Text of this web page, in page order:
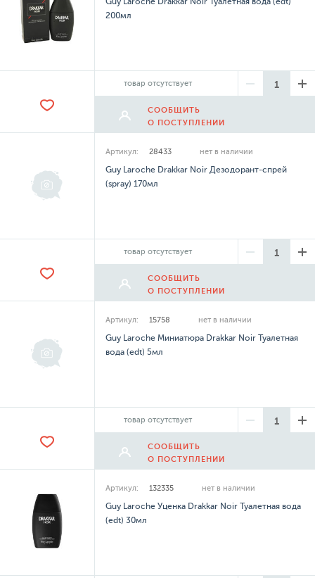
200мл
товар отсутствует
СООБЩИТЬ
О ПОСТУПЛЕНИИ
Артикул: 28433 нет в наличии
Guy Laroche Drakkar Noir Дезодорант-спрей
(spray) 170мл
товар отсутствует
СООБЩИТЬ
О ПОСТУПЛЕНИИ
Артикул: 15758 нет в наличии
Guy Laroche Миниатюра Drakkar Noir Туалетная
вода (edt) 5мл
товар отсутствует
СООБЩИТЬ
О ПОСТУПЛЕНИИ
Артикул: 132335 нет в наличии
Guy Laroche Уценка Drakkar Noir Туалетная вода
(edt) 30мл